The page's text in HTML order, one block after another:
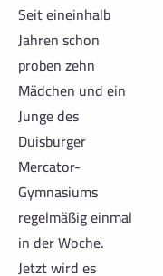
Seit eineinhalb
Jahren schon
proben zehn
Mädchen und ein
Junge des
Duisburger
Mercator-
Gymnasiums
regelmäßig einmal
in der Woche.
Jetzt wird es